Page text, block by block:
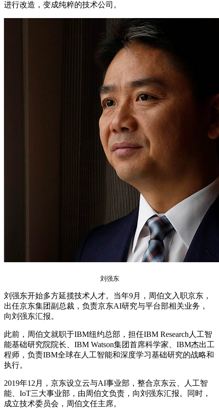
进行改造，变成纯粹的技术公司。
刘强东
刘强东开始多方延揽技术人才。当年9月，周伯文入职京东，
出任京东集团副总裁，负责京东AI研究与平台部相关业务，
向刘强东汇报。
此前，周伯文就职于IBM纽约总部，担任IBM Research人工智
能基础研究院院长、IBM Watson集团首席科学家、IBM杰出工
程师，负责IBM全球在人工智能和深度学习基础研究的战略和
执行。
2019年12月，京东设立云与AI事业部，整合京东云、人工智
能、IoT三大事业部，由周伯文负责，向刘强东汇报。同时，
成立技术委员会，周伯文任主席。